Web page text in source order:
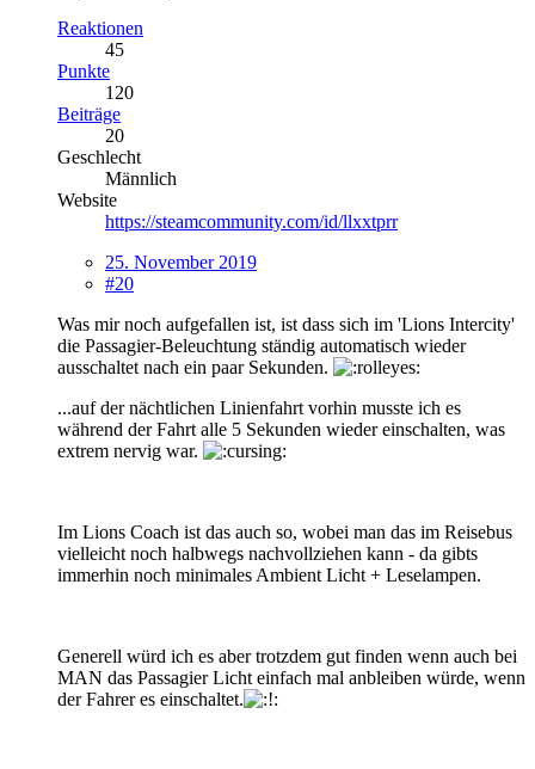
Reaktionen
45
Punkte
120
Beiträge
20
Geschlecht
Männlich
Website
https://steamcommunity.com/id/llxxtprr
25. November 2019
#20
Was mir noch aufgefallen ist, ist dass sich im 'Lions Intercity'
die Passagier-Beleuchtung ständig automatisch wieder
ausschaltet nach ein paar Sekunden.
...auf der nächtlichen Linienfahrt vorhin musste ich es
während der Fahrt alle 5 Sekunden wieder einschalten, was
extrem nervig war.
Im Lions Coach ist das auch so, wobei man das im Reisebus
vielleicht noch halbwegs nachvollziehen kann - da gibts
immerhin noch minimales Ambient Licht + Leselampen.
Generell würd ich es aber trotzdem gut finden wenn auch bei
MAN das Passagier Licht einfach mal anbleiben würde, wenn
der Fahrer es einschaltet.